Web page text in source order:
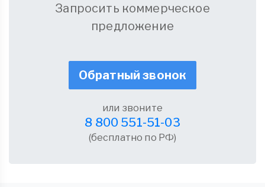
Запросить коммерческое
предложение
Обратный звонок
или звоните
8 800 551-51-03
(бесплатно по РФ)